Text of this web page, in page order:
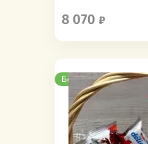
8 070
Бесплатная доставка